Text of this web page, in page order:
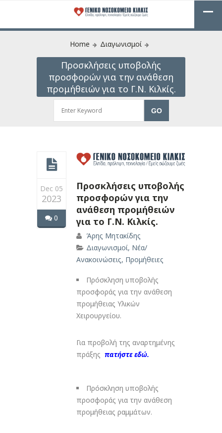
Home Διαγωνισμοί
Προσκλήσεις υποβολής
προσφορών για την ανάθεση
προμήθειών για το Γ.Ν. Κιλκίς.
Dec 05
2023
0
Προσκλήσεις υποβολής
προσφορών για την
ανάθεση προμήθειών
για το Γ.Ν. Κιλκίς.
Άρης Μητακίδης
Διαγωνισμοί, Νέα/
Ανακοινώσεις, Προμήθειες
Πρόσκληση υποβολής
προσφοράς για την ανάθεση
προμήθειας Υλικών
Χειρουργείου.
Για προβολή της αναρτημένης
πράξης πατήστε εδώ.
Πρόσκληση υποβολής
προσφοράς για την ανάθεση
προμήθειας ραμμάτων.